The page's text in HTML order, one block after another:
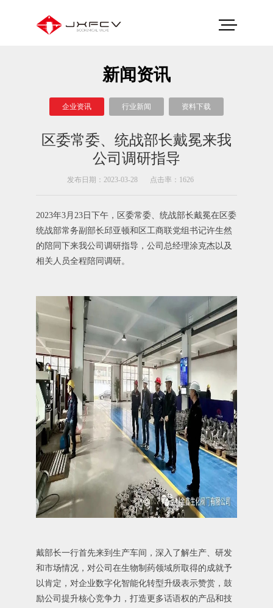
新闻资讯
企业资讯 行业新闻 资料下载
区委常委、统战部长戴冕来我
公司调研指导
发布日期：2023-03-28 点击率：1626
2023年3月23日下午，区委常委、统战部长戴冕在区委
统战部常务副部长邱亚顿和区工商联党组书记许生然
的陪同下来我公司调研指导，公司总经理涂克杰以及
相关人员全程陪同调研。
戴部长一行首先来到生产车间，深入了解生产、研发
和市场情况，对公司在生物制药领域所取得的成就予
以肯定，对企业数字化智能化转型升级表示赞赏，鼓
励公司提升核心竞争力，打造更多话语权的产品和技